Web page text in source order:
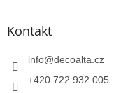
Kontakt
info@decoalta.cz
+420 722 932 005